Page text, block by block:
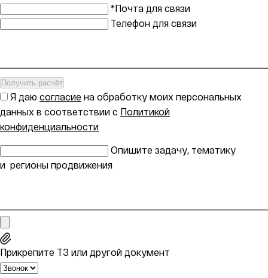
*Почта для связи
Телефон для связи
Получить расчёт
Я даю согласие на обработку моих персональных
данных в соответствии с Политикой
конфиденциальности
Опишите задачу, тематику
и регионы продвижения
Прикрепите ТЗ или другой документ